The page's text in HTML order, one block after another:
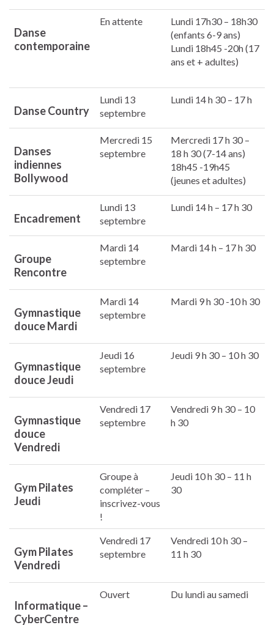
Danse
contemporaine
En attente
Lundi 17h30 – 18h30
(enfants 6-9 ans)
Lundi 18h45 -20h (17
ans et + adultes)
Danse Country
Lundi 13
septembre
Lundi 14 h 30 – 17 h
Danses
indiennes
Bollywood
Mercredi 15
septembre
Mercredi 17 h 30 –
18 h 30 (7-14 ans)
18h45 -19h45
(jeunes et adultes)
Encadrement
Lundi 13
septembre
Lundi 14 h – 17 h 30
Groupe
Rencontre
Mardi 14
septembre
Mardi 14 h – 17 h 30
Gymnastique
douce Mardi
Mardi 14
septembre
Mardi 9 h 30 -10 h 30
Gymnastique
douce Jeudi
Jeudi 16
septembre
Jeudi 9 h 30 – 10 h 30
Gymnastique
douce
Vendredi
Vendredi 17
septembre
Vendredi 9 h 30 – 10
h 30
Gym Pilates
Jeudi
Groupe à
compléter –
inscrivez-vous
!
Jeudi 10 h 30 – 11 h
30
Gym Pilates
Vendredi
Vendredi 17
septembre
Vendredi 10 h 30 –
11 h 30
Informatique –
CyberCentre
Ouvert Du lundi au samedi